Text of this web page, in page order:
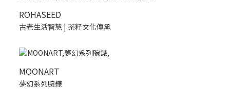
ROHASEED
古老生活智慧 | 茶籽文化傳承
MOONART
夢幻系列腕錶